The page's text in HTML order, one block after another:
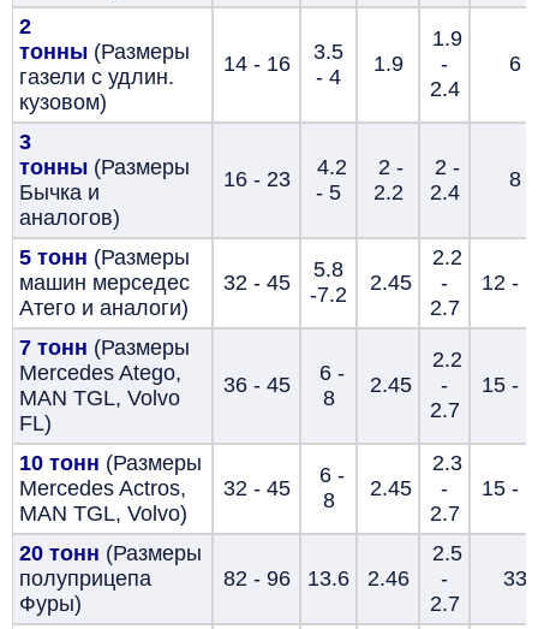
2
тонны (Размеры
газели с удлин.
кузовом)
14 - 16
3.5
- 4
1.9
1.9
-
2.4
6
3
тонны (Размеры
Бычка и
аналогов)
16 - 23
4.2
- 5
2 -
2.2
2 -
2.4
8
5 тонн (Размеры
машин мерседес
Атего и аналоги)
32 - 45
5.8
-7.2
2.45
2.2
-
2.7
12 -
7 тонн (Размеры
Mercedes Atego,
MAN TGL, Volvo
FL)
36 - 45
6 -
8
2.45
2.2
-
2.7
15 -
10 тонн (Размеры
Mercedes Actros,
MAN TGL, Volvo)
32 - 45
6 -
8
2.45
2.3
-
2.7
15 -
20 тонн (Размеры
полуприцепа
Фуры)
82 - 96 13.6 2.46
2.5
-
2.7
33